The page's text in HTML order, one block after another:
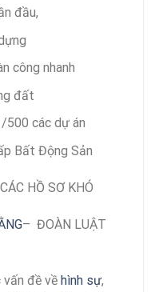
đầu,
công nhanh
đất
500 các dự án
Bất Động Sản
HỒ SƠ KHÓ
– ĐOÀN LUẬT
đề về hình sự,